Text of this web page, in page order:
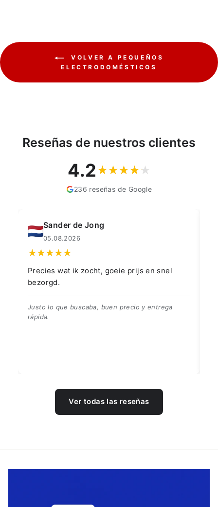
VOLVER A PEQUEÑOS
ELECTRODOMÉSTICOS
Reseñas de nuestros clientes
4.2
236 reseñas de Google
Muahmmet Karadag
04.08.2026
👍👍👍👌
👍👍👍👌
Ver todas las reseñas